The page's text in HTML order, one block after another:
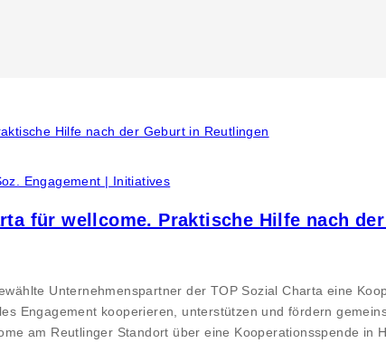
Engagement | Initiatives
für wellcome. Praktische Hilfe nach
Unternehmenspartner der TOP Sozial Charta eine
Engagement kooperieren, unterstützen und fördern
am Reutlinger Standort über eine Kooperationsspende in